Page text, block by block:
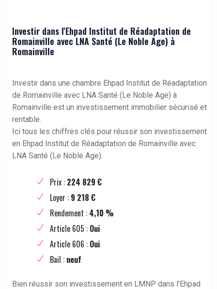
Investir dans l'Ehpad Institut de Réadaptation de
Romainville avec LNA Santé (Le Noble Age) à
Romainville
Investir dans une chambre Ehpad Institut de Réadaptation
de Romainville avec LNA Santé (Le Noble Age) à
Romainville est un investissement immobilier sécurisé et
rentable.
Ici tous les chiffres clés pour réussir son investissement
en Ehpad Institut de Réadaptation de Romainville avec
LNA Santé (Le Noble Age).
Prix : 224 829 €
Loyer : 9 218 €
Rendement : 4,10 %
Article 605 : Oui
Article 606 : Oui
Bail : neuf
Bien réussir son investissement en LMNP dans l'Ehpad